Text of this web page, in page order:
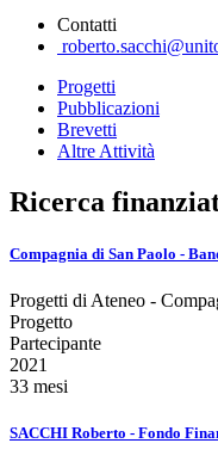
Contatti
Progetti
Pubblicazioni
Brevetti
Altre Attività
Ricerca
Compagnia di San Paolo -
Progetti di Ateneo -
Progetto
Partecipante
2021
33 mesi
SACCHI Roberto - Fondo